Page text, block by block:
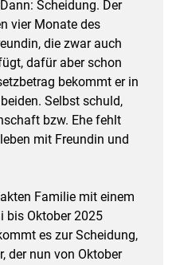
Scheidung. Der
vier Monate des
die zwar auch
dafür aber schon
bekommt er in
Selbst schuld,
bzw. Ehe fehlt
mit Freundin und
Familie mit einem
bis Oktober 2025
es zur Scheidung,
der nun von Oktober